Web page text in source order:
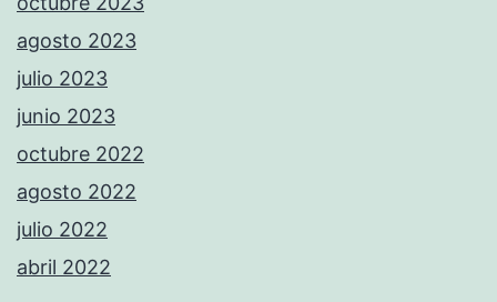
agosto 2023
julio 2023
junio 2023
octubre 2022
agosto 2022
julio 2022
abril 2022